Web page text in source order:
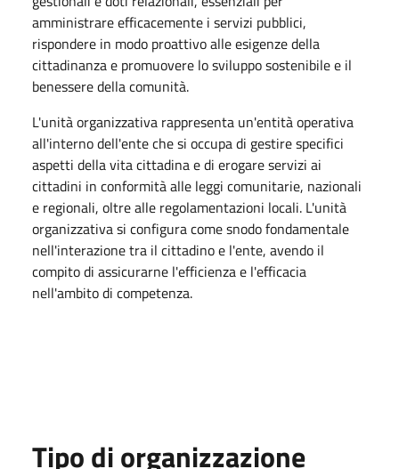
amministrare efficacemente i servizi pubblici,
rispondere in modo proattivo alle esigenze della
cittadinanza e promuovere lo sviluppo sostenibile e il
benessere della comunità.
L'unità organizzativa rappresenta un'entità operativa
all'interno dell'ente che si occupa di gestire specifici
aspetti della vita cittadina e di erogare servizi ai
cittadini in conformità alle leggi comunitarie, nazionali
e regionali, oltre alle regolamentazioni locali. L'unità
organizzativa si configura come snodo fondamentale
nell'interazione tra il cittadino e l'ente, avendo il
compito di assicurarne l'efficienza e l'efficacia
nell'ambito di competenza.
Tipo di organizzazione